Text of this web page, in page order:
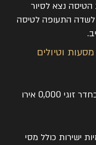
נצא לסיור
לשדה התעופה לטיסה
וטיולים
0,000 אירו
ישירות כולל מסי